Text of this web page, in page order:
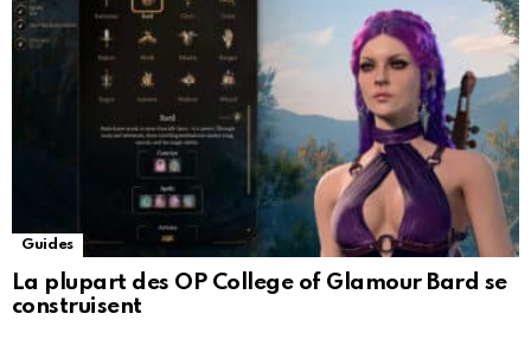
Guides
La plupart des OP College of Glamour Bard se
construisent